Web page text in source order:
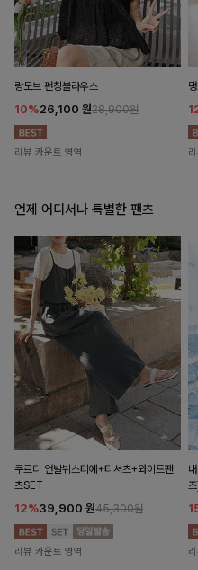
랑도브 펀칭블라우스
10%26,100 원28,900원
리뷰 카운트 영역
언제 어디서나 특별한 팬츠
쿠르디 언발뷔스티에+티셔츠+와이드팬
츠SET
12%39,900 원45,300원
리뷰 카운트 영역